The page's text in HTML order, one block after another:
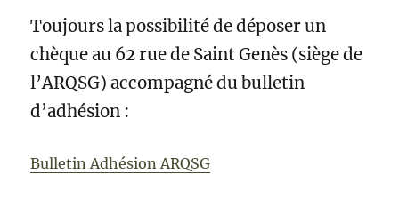
Toujours la possibilité de déposer un
chèque au 62 rue de Saint Genès (siège de
l’ARQSG) accompagné du bulletin
d’adhésion :
Bulletin Adhésion ARQSG